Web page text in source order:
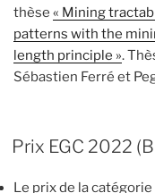
thèse « Mining
patterns with the
length principle ».
Sébastien Ferré et
Prix EGC 2022
Le prix de la catégorie